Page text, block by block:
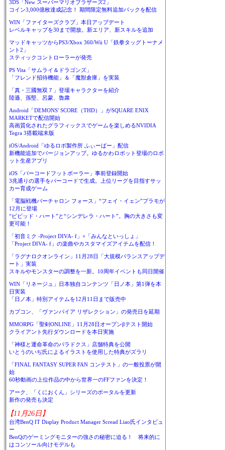
3DS「New スーパーマリオブラザーズ2」
コイン3,000億枚達成記念！ 期間限定無料追加パックを配信
WIN「ファイターズクラブ」本日アップデート
レベルキャップを30まで開放。新エリア、新スキルを追加
マッドキャッツからPS3/Xbox 360/Wii U「鉄拳タッグトーナメ
ント2」
スティックコントローラーが発売
PS Vita「サムライ＆ドラゴンズ」
「フレンド招待機能」＆「魔獣倉庫」を実装
「真・三國無双７」登場キャラクターを紹介
陸遜、孫堅、呂蒙、魯粛
Android「DEMONS' SCORE（THD）」がSQUARE ENIX
MARKETで配信開始
高画質化されたグラフィックスでゲームを楽しめるNVIDIA
Tegra 3搭載端末版
iOS/Android「ゆるロボ製作所 ふぃーばー」配信
新機能追加でバージョンアップ。ゆるかわロボット登場のロボ
ット生産アプリ
iOS「バーコードフットボーラー」事前登録開始
3兆通りの選手をバーコードで生成。上位リーグを目指すサッ
カー育成ゲーム
「電脳戦機バーチャロン フォース」“フェイ・イェン”プラモが
12月に登場
“ビビッド・ハート”と“シンデレラ・ハート”。胸の大きさも変
更可能！
「初音ミク -Project DIVA- f」×「みんなといっしょ」
「Project DIVA- f」の楽曲やカスタマイズアイテムを配信！
「ラグナロクオンライン」11月28日「大規模バランスアップデ
ート」実装
スキルやモンスターの調整を一新。10周年イベントも同日開催
WIN「リネージュ」日本独自コンテンツ「日ノ本」第1弾を本
日実装
「日ノ本」特別アイテムを12月11日まで販売中
カプコン、「ヴァンパイア リザレクション」の発売日を延期
MMORPG「聖剣ONLINE」11月28日オープンβテスト開始
クライアント先行ダウンロードを本日実施
「神様と運命革命のパラドクス」店舗特典を公開
いとうのいぢ氏によるイラストを使用した特典がズラリ
「FINAL FANTASY SUPER FAN コンテスト」の一般投票が開
始
60秒動画の上位作品の中から世界一のFFファンを決定！
アーク、「くにおくん」シリーズのポータルを更新
新作の発売も決定
【11月26日】
台湾BenQ IT Display Product Manager Scread Liao氏インタビュ
ー
BenQのゲーミングモニターの強さの秘密に迫る！ 将来的に
はコンソール向けモデルも